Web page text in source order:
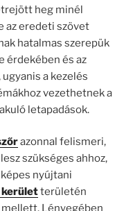
heg minél
az eredeti szövet
hatalmas szerepük
érdekében és az
a kezelés
vezethetnek a
letapadások.
azonnal felismeri,
szükséges ahhoz,
nyújtani
kerületterületén
Lényegében